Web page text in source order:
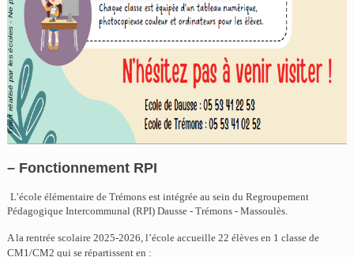
– Fonctionnement RPI
L’école élémentaire de Trémons est intégrée au sein du Regroupement
Pédagogique Intercommunal (RPI) Dausse - Trémons - Massoulès.
A la rentrée scolaire 2025-2026, l’école accueille 22 élèves en 1 classe de
CM1/CM2 qui se répartissent en :